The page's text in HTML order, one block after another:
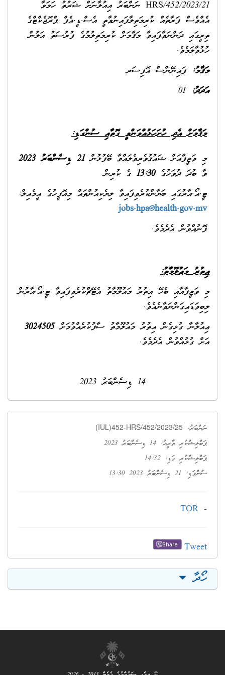
HRS/452/2023/21 ނަންބަރު އިއުލާނަށް ޝަރުތު ހަމަވާ
އެއްވެސް ފަރާތެއް ކުރިމަތިލާފައިނުވާތީ އެސް.ޑީ.އެފް ޕްރޮޖެކްޓްގެ
ތިރީގައި ދަންނަވާފައިވާ މަޤާމަށް ކުރިމަތިލުމުގެ ފުރުސަތު އަލުން
ހުޅުވާލަމެވެ.
މަޤާމު: ފައިނޭންސް އޮފިސަރ
އަދަދު:
01
މަޤާމަށް އެދި ހުށަހަޅުއްވަންވީ ގޮތާއި ސުންގަޑި:
މި ވަޒީފާއަށް ޝައުޤުވެރިވެލައްވާ ބޭފުޅުން21 ޑިސެންބަރު 2023
ވާ ބުދަ ދުވަހުގެ13:30 ގެ ކުރިން
ޓީ.އޯ.އާރުގައި ބަޔާންކުރެވިފައިވާ ލިޔެކިއުންތައް މިއޮފީހުގެ އީމެއިލް:
jobs.hpa@health.gov.mv
ފޮނުއްވުން އެދެމެވެ.
އިތުރު މަޢުލޫމާތު:
މި ވަޒީފާއާއި ބެހޭ އިތުރު މައުލޫމާތު އެޓޭޗްކުރެވިފައިވާ ޓީ.އޯ.އާރުން
ލިބިވަޑައިގަންނަވާނެއެވެ.
ޢިއުލާނާ ގުޅިގެން އިތުރު މައުލޫމާތު ސާފުކުރެއްވުމަށް 3024505
އަށް ގުޅުއްވުން އެދެމެވެ.
14 ޑިސެންބަރު 2023
ނަންބަރު: (IUL)452-HRS/452/2023/25
ޕަބްލިޝްކުރި ތާރީޚު: 14 ޑިސެންބަރު 2023
ޕަބްލިޝްކުރި ގަޑި: 14:32
ސުންގަޑި: 21 ޑިސެންބަރު 2023 13:30
-
TOR
Tweet
Share
ހޯދާ